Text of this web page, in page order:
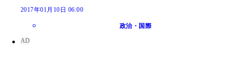
2017年01月10日 06:00
政治・国際